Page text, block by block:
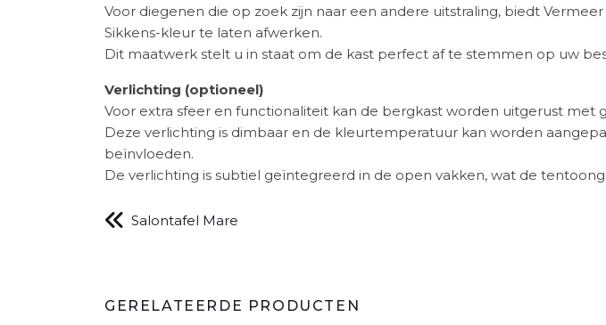
Voor diegenen die op zoek zijn naar een andere uitstraling, biedt
Sikkens-kleur te laten afwerken.
Dit maatwerk stelt u in staat om de kast perfect af te stemmen op uw
Verlichting (optioneel)
Voor extra sfeer en functionaliteit kan de bergkast worden uitgerust met
Deze verlichting is dimbaar en de kleurtemperatuur kan worden
beïnvloeden.
De verlichting is subtiel geïntegreerd in de open vakken, wat de
Salontafel Mare
GERELATEERDE PRODUCTEN